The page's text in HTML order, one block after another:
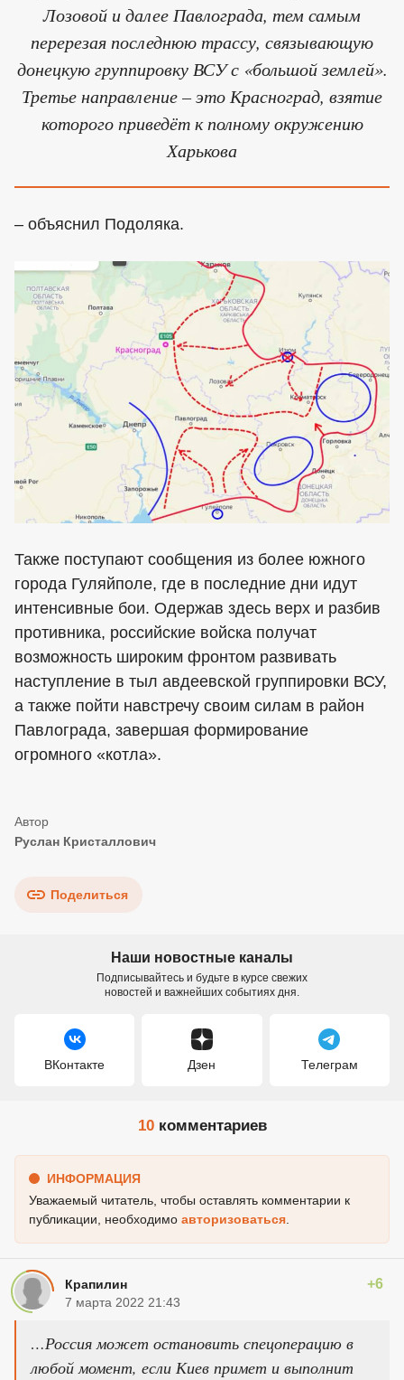
Лозовой и далее Павлограда, тем самым
перерезая последнюю трассу, связывающую
донецкую группировку ВСУ с «большой землей».
Третье направление – это Красноград, взятие
которого приведёт к полному окружению
Харькова
– объяснил Подоляка.
Также поступают сообщения из более южного
города Гуляйполе, где в последние дни идут
интенсивные бои. Одержав здесь верх и разбив
противника, российские войска получат
возможность широким фронтом развивать
наступление в тыл авдеевской группировки ВСУ,
а также пойти навстречу своим силам в район
Павлограда, завершая формирование
огромного «котла».
Руслан Кристаллович
Поделиться
Наши новостные каналы
Подписывайтесь и будьте в курсе свежих
новостей и важнейших событиях дня.
ВКонтакте Дзен Телеграм
10комментариев
ИНФОРМАЦИЯ
Уважаемый читатель, чтобы оставлять комментарии к
публикации, необходимо авторизоваться.
Крапилин +6
7 марта 2022 21:43
…Россия может остановить спецоперацию в
любой момент, если Киев примет и выполнит